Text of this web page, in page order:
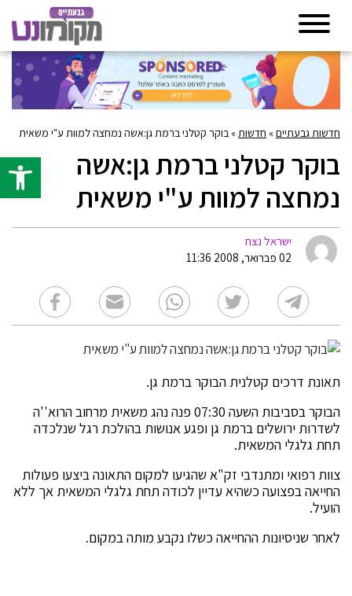
פתח
חדשות גבעתיים» חדשות » בוקר קטלני ברמת גן:אשה נמחצה למוות ע"י משאית
בוקר קטלני ברמת גן:אשה
נמחצה למוות ע"י משאית
ישראל נצח
02 פברואר, 2008 11:36
תאונת דרכים קטלנית הבוקר ברמת גן.
הבוקר בסביבות השעה 07:30 פנה נהג משאית מרחוב הרוא''ה
לשדרות ירושלים ברמת גן ופגע אנושות בהולכת רגל שנלכדה
תחת גלגלי המשאית.
צוות רפואי ומתנדבי זק"א שהגיעו למקום התאונה ביצעו פעולות
החייאה בפצועה כשהיא עדיין לכודה תחת גלגלי המשאית אך ללא
הועיל.
לאחר שניסיונות ההחייאה כשלו נקבע מותה במקום.